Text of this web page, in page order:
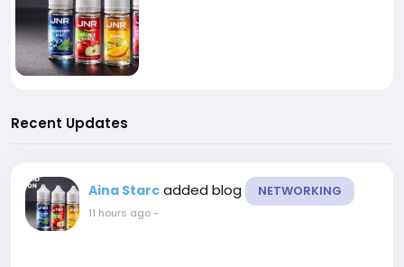
Recent Updates
Aina Starc added blog NETWORKING
11 hours ago-